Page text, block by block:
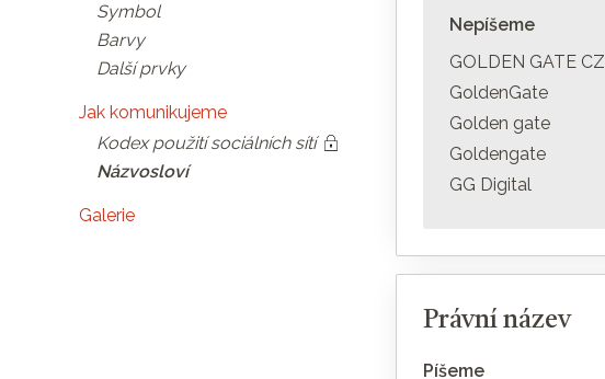
Symbol
Barvy
Další prvky
Jak komunikujeme
Kodex použití sociálních sítí a
Názvosloví
Galerie
Nepíšeme
GOLDEN GATE CZ
GoldenGate
Golden gate
Goldengate
GG Digital
Právní název
Píšeme